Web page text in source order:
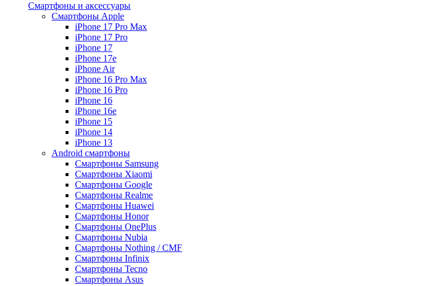
Смартфоны и аксессуары
Смартфоны Apple
iPhone 17 Pro Max
iPhone 17 Pro
iPhone 17
iPhone 17e
iPhone Air
iPhone 16 Pro Max
iPhone 16 Pro
iPhone 16
iPhone 16e
iPhone 15
iPhone 14
iPhone 13
Android cмартфоны
Смартфоны Samsung
Смартфоны Xiaomi
Смартфоны Google
Смартфоны Realme
Смартфоны Huawei
Смартфоны Honor
Смартфоны OnePlus
Смартфоны Nubia
Смартфоны Nothing / CMF
Смартфоны Infinix
Смартфоны Tecno
Смартфоны Asus